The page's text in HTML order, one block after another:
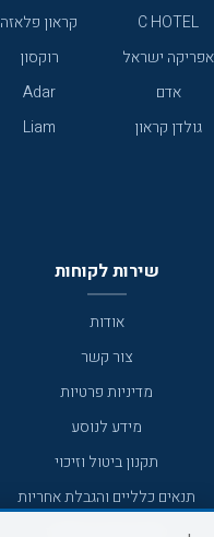
C HOTEL
קראון פלאזה
אפריקה ישראל
רוקסון
אדם
Adar
גולדן קראון
Liam
שירות לקוחות
אודות
צור קשר
מדיניות פרטיות
מידע לנוסע
תקנון ביטול וזיכוי
תנאים כלליים והגבלת אחריות